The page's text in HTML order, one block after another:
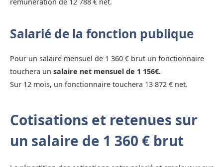
Salarié de la fonction publique
Pour un salaire mensuel de 1 360 € brut un fonctionnaire
touchera un salaire net mensuel de 1 156€.
Sur 12 mois, un fonctionnaire touchera 13 872 € net.
Cotisations et retenues sur
un salaire de 1 360 € brut